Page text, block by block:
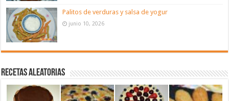
Palitos de verduras y salsa de yogur
junio 10, 2026
Recetas aleatorias